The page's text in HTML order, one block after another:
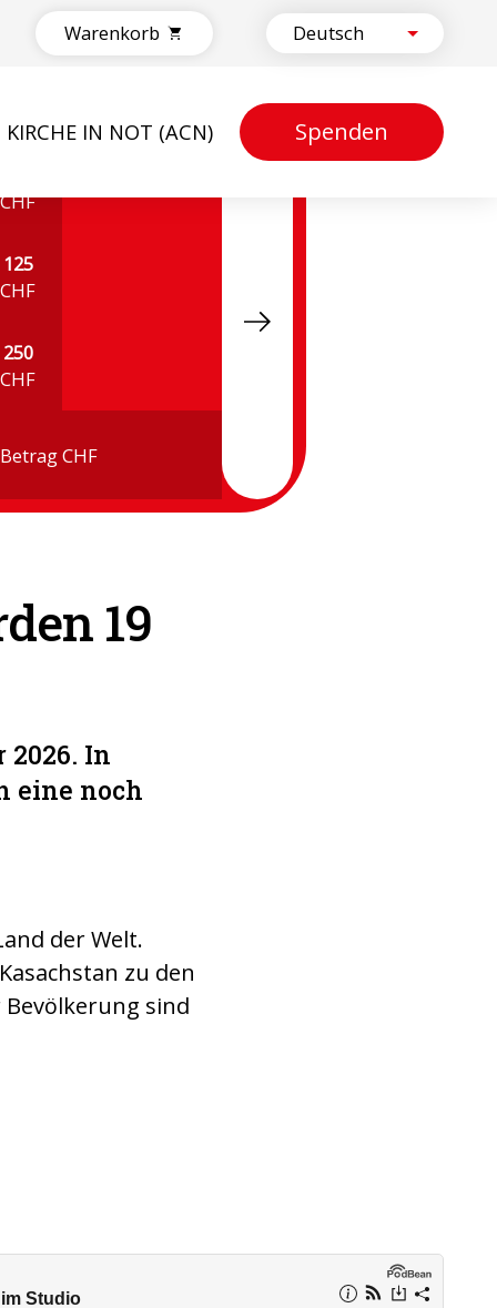
Warenkorb
KIRCHE IN NOT (ACN) Spenden
CHF
125
CHF
250
CHF
19
2026. In
eine noch
der Welt.
zu den
sind